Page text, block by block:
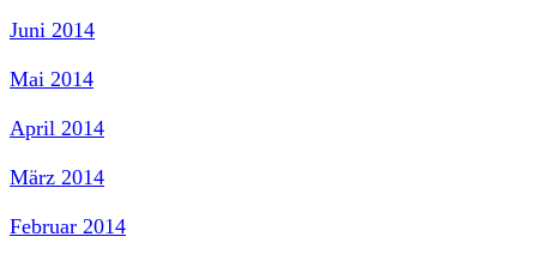
Juni 2014
Mai 2014
April 2014
März 2014
Februar 2014